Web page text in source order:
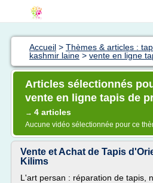
Accueil > Thèmes & articles :
kashmir laine > vente en ligne
Articles sélectionnés
vente en ligne tapis de
→ 4 articles
Aucune vidéo sélectionnée pour ce
Vente et Achat de Tapis
Kilims
L'art persan : réparation de tapis,